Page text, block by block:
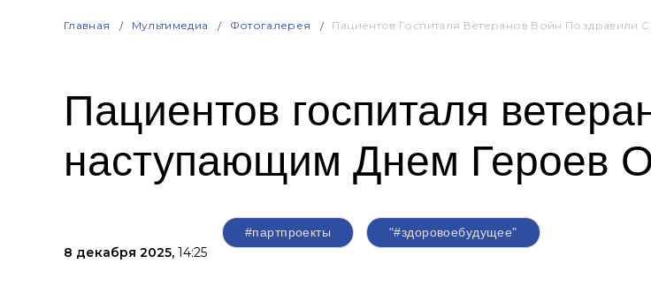
Главная Мультимедиа Фотогалерея Пациентов Госпиталя Ветеранов Войн Поздравили
Пациентов госпиталя
наступающим Днем Героев
8 декабря 2025, 14:25
#партпроекты "#здоровоебудущее"